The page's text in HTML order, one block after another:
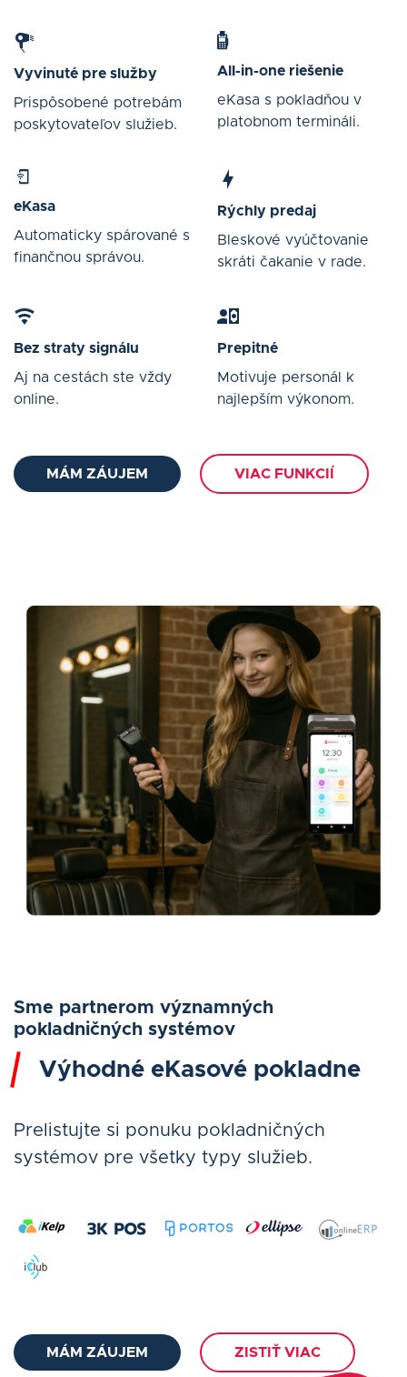
Vyvinuté pre služby
Prispôsobené potrebám
poskytovateľov služieb.
All-in-one riešenie
eKasa s pokladňou v
platobnom termináli.
eKasa
Automaticky spárované s
finančnou správou.
Rýchly predaj
Bleskové vyúčtovanie
skráti čakanie v rade.
Bez straty signálu
Aj na cestách ste vždy
online.
Prepitné
Motivuje personál k
najlepším výkonom.
MÁM ZÁUJEM VIAC FUNKCIÍ
Sme partnerom významných
pokladničných systémov
Výhodné eKasové pokladne
Prelistujte si ponuku pokladničných
systémov pre všetky typy služieb.
MÁM ZÁUJEM ZISTIŤ VIAC